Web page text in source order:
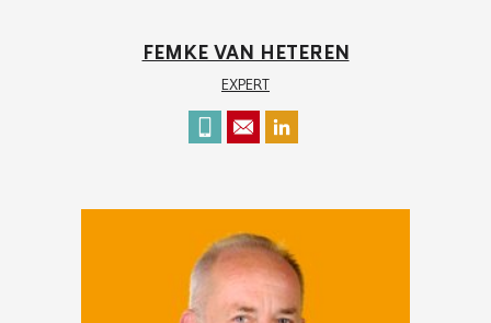
FEMKE VAN HETEREN
EXPERT